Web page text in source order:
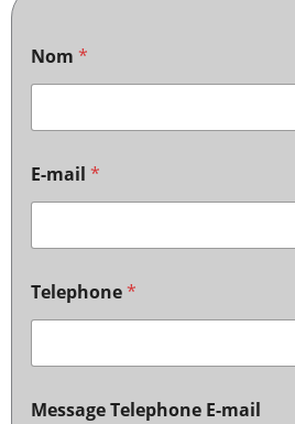
Nom *
E-mail *
Telephone*
Message Telephone E-mail